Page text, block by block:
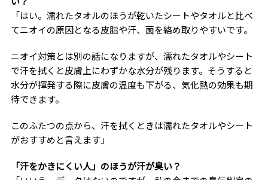
「はい。濡れたタオルのほうが乾いたシートやタオルと比べ
てニオイの原因となる皮脂や汗、菌を絡め取りやすいです。
ニオイ対策とは別の話になりますが、濡れたタオルやシート
で汗を拭くと皮膚上にわずかな水分が残ります。そうすると
水分が揮発する際に皮膚の温度も下がる、気化熱の効果も期
待できます。
このふたつの点から、汗を拭くときは濡れたタオルやシート
がおすすめと言えます」
「汗をかきにくい人」のほうが汗が臭い？